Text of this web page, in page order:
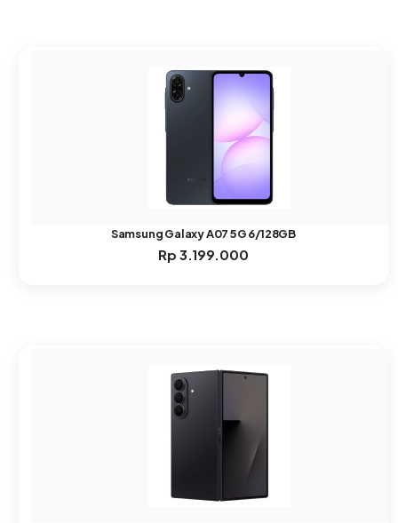
Samsung Galaxy A07 5G 6/128GB
Rp 3.199.000